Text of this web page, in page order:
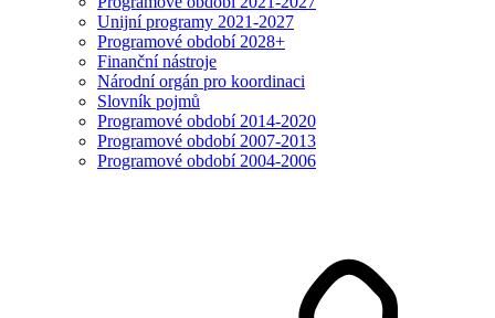
Unijní programy 2021-2027
Programové období 2028+
Finanční nástroje
Národní orgán pro koordinaci
Slovník pojmů
Programové období 2014-2020
Programové období 2007-2013
Programové období 2004-2006